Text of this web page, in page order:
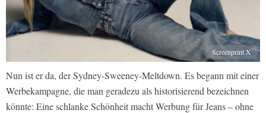
Screenprint X
Nun ist er da, der Sydney-Sweeney-Meltdown. Es begann mit einer
Werbekampagne, die man geradezu als historisierend bezeichnen
könnte: Eine schlanke Schönheit macht Werbung für Jeans – ohne